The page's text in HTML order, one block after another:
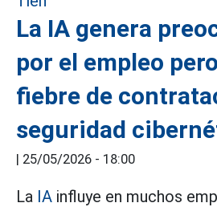
La IA genera
por el empleo
fiebre de
seguridad
| 25/05/2026 - 18:00
La IA influye en muchos